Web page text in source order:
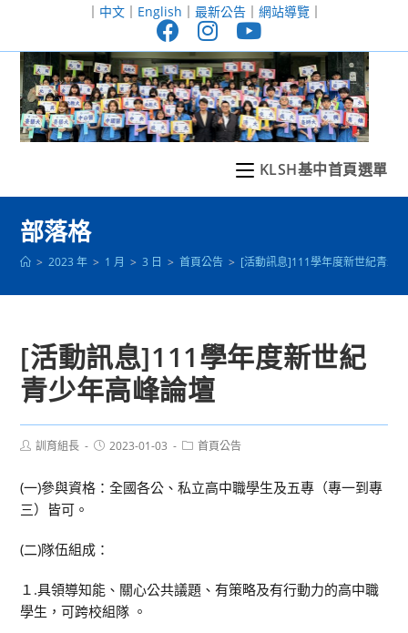
至
｜ 中文｜ English ｜ 最新公告｜ 網站導覽｜
KLSH基中首頁選單
部落格
> 2023 年 > 1 月 > 3 日 > 首頁公告 > [活動訊息]111學年度新世紀青少
[活動訊息]111學年度新世紀
青少年高峰論壇
Post訓育組長
Post2023-01-03
Post首頁公告
(一)參與資格：全國各公、私立高中職學生及五專（專一到專
三）皆可。
(二)隊伍組成：
１.具領導知能、關心公共議題、有策略及有行動力的高中職
學生，可跨校組隊 。